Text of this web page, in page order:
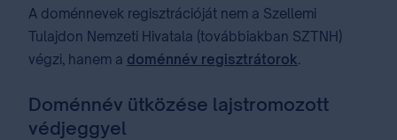
A doménnevek regisztrációját nem a Szellemi
Tulajdon Nemzeti Hivatala (továbbiakban SZTNH)
végzi, hanem a doménnév regisztrátorok.
Doménnév ütközése lajstromozott
védjeggyel